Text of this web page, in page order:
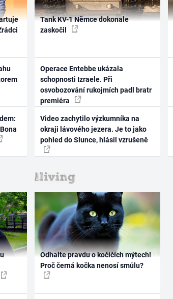
Tank KV-1 Němce dokonale
zaskočil
Operace Entebbe ukázala
schopnosti Izraele. Při
osvobozování rukojmích padl bratr
premiéra
Video zachytilo výzkumníka na
okraji lávového jezera. Je to jako
pohled do Slunce, hlásil vzrušeně
Odhalte pravdu o kočičích mýtech!
Proč černá kočka nenosí smůlu?